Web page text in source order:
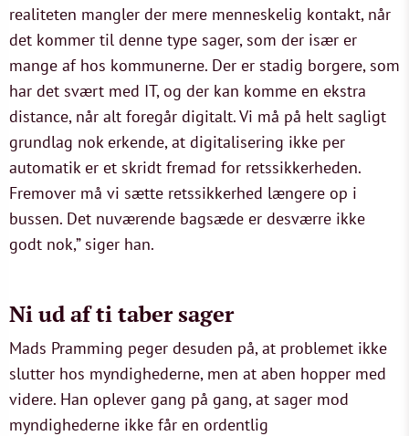
realiteten mangler der mere menneskelig kontakt, når
det kommer til denne type sager, som der især er
mange af hos kommunerne. Der er stadig borgere, som
har det svært med IT, og der kan komme en ekstra
distance, når alt foregår digitalt. Vi må på helt sagligt
grundlag nok erkende, at digitalisering ikke per
automatik er et skridt fremad for retssikkerheden.
Fremover må vi sætte retssikkerhed længere op i
bussen. Det nuværende bagsæde er desværre ikke
godt nok,” siger han.
Ni ud af ti taber sager
Mads Pramming peger desuden på, at problemet ikke
slutter hos myndighederne, men at aben hopper med
videre. Han oplever gang på gang, at sager mod
myndighederne ikke får en ordentlig